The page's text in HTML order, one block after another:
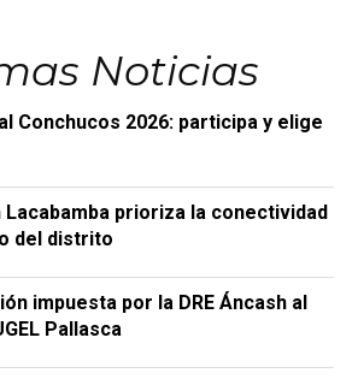
Noticias
Conchucos 2026: participa y elige
Lacabamba prioriza la conectividad
del distrito
impuesta por la DRE Áncash al
Pallasca